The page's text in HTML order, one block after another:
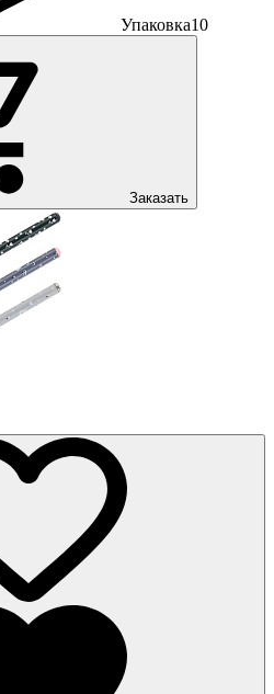
Упаковка10
Заказать